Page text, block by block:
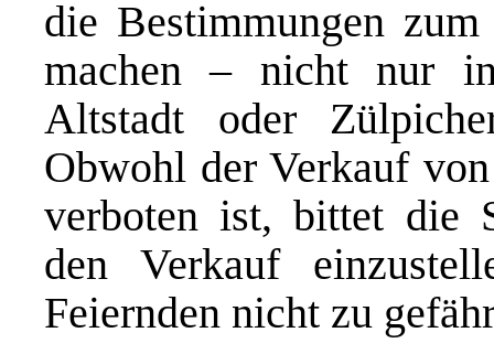
die Bestimmungen
machen – nicht nur
Altstadt oder
Obwohl der Verkauf
verboten ist, bittet die
den Verkauf
Feiernden nicht zu